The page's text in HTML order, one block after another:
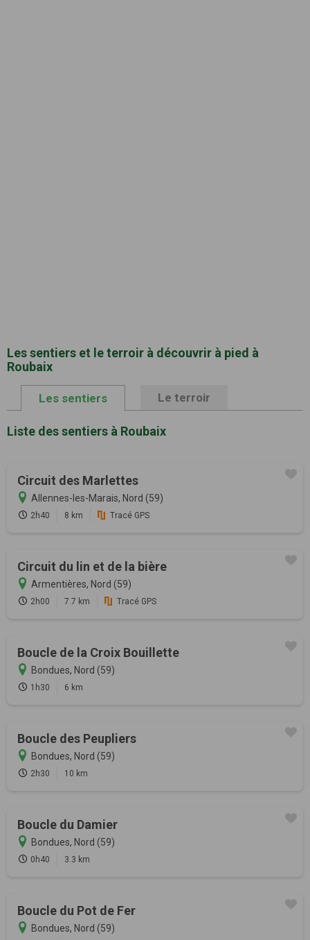
Les sentiers et le terroir à découvrir à pied à
Roubaix
Les sentiers Le terroir
Liste des sentiers à Roubaix
Circuit des Marlettes
Allennes-les-Marais, Nord (59)
2h40 8 km Tracé GPS
Circuit du lin et de la bière
Armentières, Nord (59)
2h00 7.7 km Tracé GPS
Boucle de la Croix Bouillette
Bondues, Nord (59)
1h30 6 km
Boucle des Peupliers
Bondues, Nord (59)
2h30 10 km
Boucle du Damier
Bondues, Nord (59)
0h40 3.3 km
Boucle du Pot de Fer
Bondues, Nord (59)